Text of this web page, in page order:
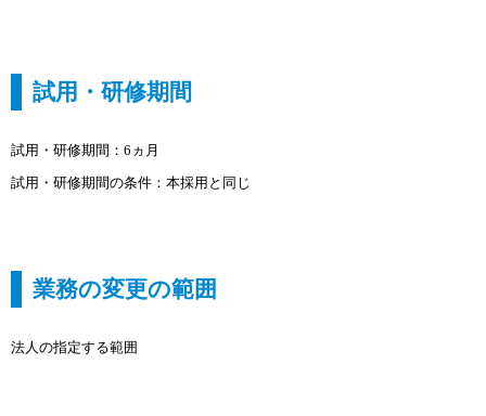
試用・研修期間
試用・研修期間：6ヵ月
試用・研修期間の条件：本採用と同じ
業務の変更の範囲
法人の指定する範囲